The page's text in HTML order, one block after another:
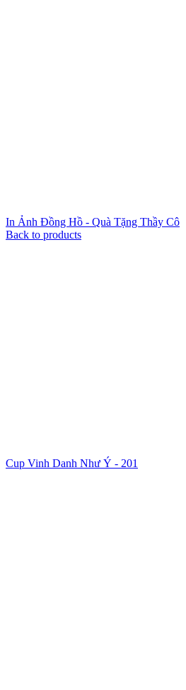
In Ảnh Đồng Hồ - Quà Tặng Thầy Cô
Back to products
Cup Vinh Danh Như Ý - 201